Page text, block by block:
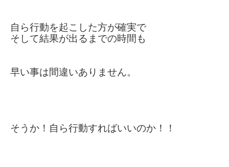
自ら行動を起こした方が確実で
そして結果が出るまでの時間も
早い事は間違いありません。
そうか！自ら行動すればいいのか！！